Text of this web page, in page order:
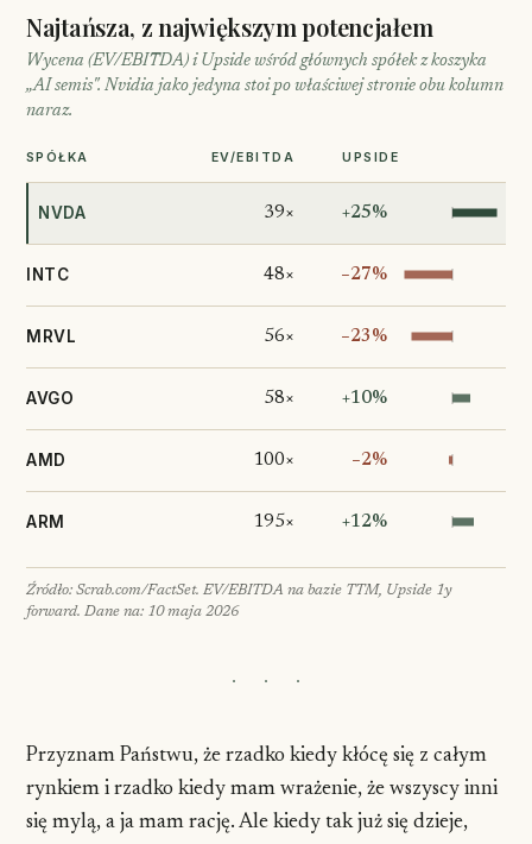
Najtańsza, z największym potencjałem
Wycena (EV/EBITDA) i Upside wśród głównych spółek z koszyka
„AI semis". Nvidia jako jedyna stoi po właściwej stronie obu kolumn
naraz.
SPÓŁKA EV/EBITDA UPSIDE
NVDA 39× +25%
INTC 48× −27%
MRVL 56× −23%
AVGO 58× +10%
AMD 100× −2%
ARM 195× +12%
Źródło: Scrab.com/FactSet. EV/EBITDA na bazie TTM, Upside 1y
forward. Dane na: 10 maja 2026
· · ·
Przyznam Państwu, że rzadko kiedy kłócę się z całym
rynkiem i rzadko kiedy mam wrażenie, że wszyscy inni
się mylą, a ja mam rację. Ale kiedy tak już się dzieje,